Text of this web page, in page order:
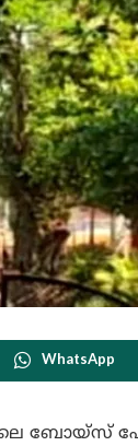
WhatsApp
ബോയ്സ്